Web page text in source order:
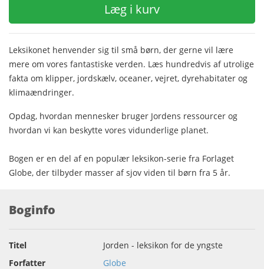
Læg i kurv
Leksikonet henvender sig til små børn, der gerne vil lære
mere om vores fantastiske verden. Læs hundredvis af utrolige
fakta om klipper, jordskælv, oceaner, vejret, dyrehabitater og
klimaændringer.
Opdag, hvordan mennesker bruger Jordens ressourcer og
hvordan vi kan beskytte vores vidunderlige planet.
Bogen er en del af en populær leksikon-serie fra Forlaget
Globe, der tilbyder masser af sjov viden til børn fra 5 år.
Boginfo
Titel
Jorden - leksikon for de yngste
Forfatter
Globe